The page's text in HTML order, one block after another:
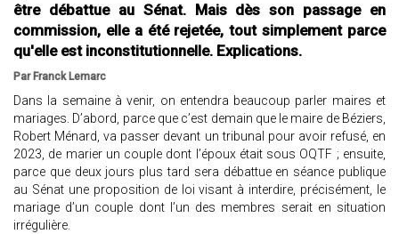
être débattue au Sénat. Mais dès son passage en
commission, elle a été rejetée, tout simplement parce
qu'elle est inconstitutionnelle. Explications.
Par Franck Lemarc
Dans la semaine à venir, on entendra beaucoup parler maires et
mariages. D’abord, parce que c’est demain que le maire de Béziers,
Robert Ménard, va passer devant un tribunal pour avoir refusé, en
2023, de marier un couple dont l’époux était sous OQTF ; ensuite,
parce que deux jours plus tard sera débattue en séance publique
au Sénat une proposition de loi visant à interdire, précisément, le
mariage d’un couple dont l’un des membres serait en situation
irrégulière.